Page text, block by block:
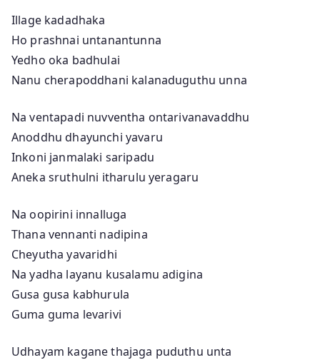
Illage kadadhaka
Ho prashnai untanantunna
Yedho oka badhulai
Nanu cherapoddhani kalanaduguthu unna
Na ventapadi nuvventha ontarivanavaddhu
Anoddhu dhayunchi yavaru
Inkoni janmalaki saripadu
Aneka sruthulni itharulu yeragaru
Na oopirini innalluga
Thana vennanti nadipina
Cheyutha yavaridhi
Na yadha layanu kusalamu adigina
Gusa gusa kabhurula
Guma guma levarivi
Udhayam kagane thajaga puduthu unta